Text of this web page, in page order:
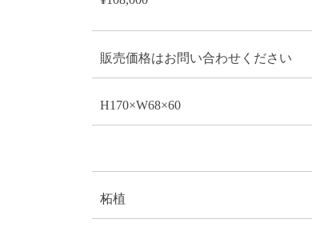
販売価格はお問い合わせください
H170×W68×60
柘植